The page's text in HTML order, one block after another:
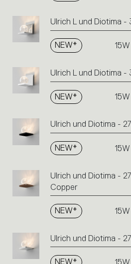
Ulrich L und Diotima
NEW* 15W
Ulrich L und Diotima
NEW* 15W
Ulrich und Diotima -
NEW* 15W
Ulrich und Diotima -
Copper
NEW* 15W
Ulrich und Diotima -
NEW*